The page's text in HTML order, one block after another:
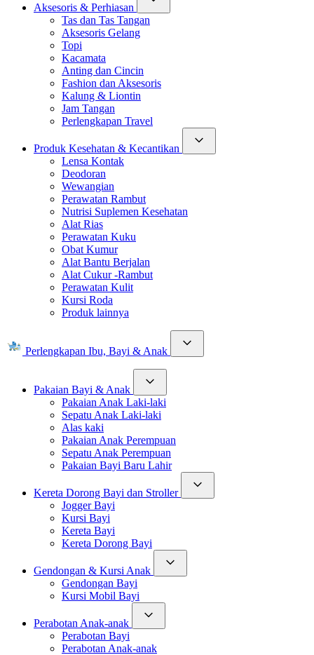
Aksesoris & Perhiasan
Tas dan Tas Tangan
Aksesoris Gelang
Topi
Kacamata
Anting dan Cincin
Fashion dan Aksesoris
Kalung & Liontin
Jam Tangan
Perlengkapan Travel
Produk Kesehatan & Kecantikan
Lensa Kontak
Deodoran
Wewangian
Perawatan Rambut
Nutrisi Suplemen Kesehatan
Alat Rias
Perawatan Kuku
Obat Kumur
Alat Bantu Berjalan
Alat Cukur -Rambut
Perawatan Kulit
Kursi Roda
Produk lainnya
Perlengkapan Ibu, Bayi & Anak
Pakaian Bayi & Anak
Pakaian Anak Laki-laki
Sepatu Anak Laki-laki
Alas kaki
Pakaian Anak Perempuan
Sepatu Anak Perempuan
Pakaian Bayi Baru Lahir
Kereta Dorong Bayi dan Stroller
Jogger Bayi
Kursi Bayi
Kereta Bayi
Kereta Dorong Bayi
Gendongan & Kursi Anak
Gendongan Bayi
Kursi Mobil Bayi
Perabotan Anak-anak
Perabotan Bayi
Perabotan Anak-anak